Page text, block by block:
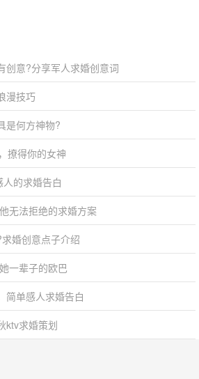
创意?分享军人求婚创意词
漫技巧
是何方神物?
撩得你的女神
的求婚告白
无法拒绝的求婚方案
婚创意点子介绍
一辈子的欧巴
简单感人求婚告白
ktv求婚策划